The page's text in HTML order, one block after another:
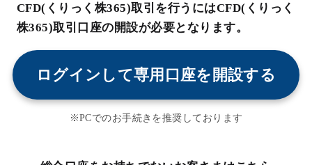
CFD(くりっく株365)取引を行うにはCFD(くりっく
株365)取引口座の開設が必要となります。
ログインして専用口座を開設する
※PCでのお手続きを推奨しております